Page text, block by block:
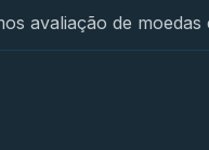
avaliação de moedas